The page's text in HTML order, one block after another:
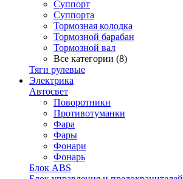
Суппорт
Суппорта
Тормозная колодка
Тормозной барабан
Тормозной вал
Все категории (8)
Тяги рулевые
Электрика
Автосвет
Поворотники
Противотуманки
Фара
Фары
Фонари
Фонарь
Блок ABS